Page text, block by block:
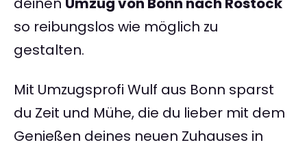
so reibungslos wie möglich zu
gestalten.
Mit Umzugsprofi Wulf aus Bonn sparst
du Zeit und Mühe, die du lieber mit dem
Genießen deines neuen Zuhauses in